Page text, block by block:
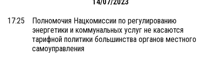
17:25
Полномочия Нацкомиссии по регулированию
энергетики и коммунальных услуг не касаются
тарифной политики большинства органов местного
самоуправления